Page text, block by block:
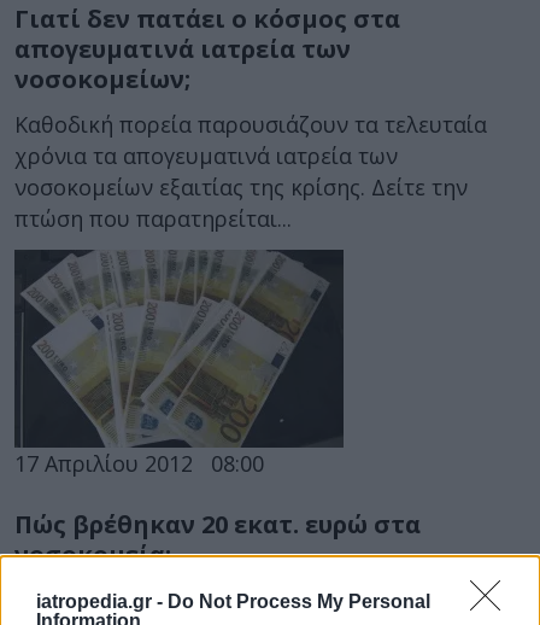
iatropedia.gr - Do Not Process My Personal
Information
Γιατί δεν πατάει ο κόσμος στα
απογευματινά ιατρεία των
νοσοκομείων;
Καθοδική πορεία παρουσιάζουν τα τελευταία
χρόνια τα απογευματινά ιατρεία των
νοσοκομείων εξαιτίας της κρίσης. Δείτε την
πτώση που παρατηρείται...
17 Απριλίου 2012 08:00
Πώς βρέθηκαν 20 εκατ. ευρώ στα
νοσοκομεία;
Το ταμείον είναι μείον για το ελληνικό κράτος